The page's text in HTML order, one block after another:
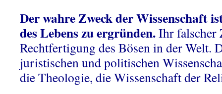
Der wahre Zweck der Wissenschaft
des Lebens zu ergründen.Ihr falscher
Rechtfertigung des Bösen in der Welt.
juristischen und politischen
die Theologie, die Wissenschaft der